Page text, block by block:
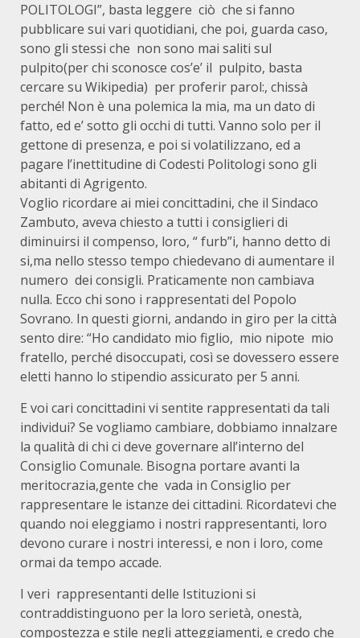
POLITOLOGI”, basta leggere ciò che si fanno
pubblicare sui vari quotidiani, che poi, guarda caso,
sono gli stessi che non sono mai saliti sul
pulpito(per chi sconosce cos’e’ il pulpito, basta
cercare su Wikipedia) per proferir parol:, chissà
perché! Non è una polemica la mia, ma un dato di
fatto, ed e’ sotto gli occhi di tutti. Vanno solo per il
gettone di presenza, e poi si volatilizzano, ed a
pagare l’inettitudine di Codesti Politologi sono gli
abitanti di Agrigento.
Voglio ricordare ai miei concittadini, che il Sindaco
Zambuto, aveva chiesto a tutti i consiglieri di
diminuirsi il compenso, loro, “ furb”i, hanno detto di
si,ma nello stesso tempo chiedevano di aumentare il
numero dei consigli. Praticamente non cambiava
nulla. Ecco chi sono i rappresentati del Popolo
Sovrano. In questi giorni, andando in giro per la città
sento dire: “Ho candidato mio figlio, mio nipote mio
fratello, perché disoccupati, così se dovessero essere
eletti hanno lo stipendio assicurato per 5 anni.
E voi cari concittadini vi sentite rappresentati da tali
individui? Se vogliamo cambiare, dobbiamo innalzare
la qualità di chi ci deve governare all’interno del
Consiglio Comunale. Bisogna portare avanti la
meritocrazia,gente che vada in Consiglio per
rappresentare le istanze dei cittadini. Ricordatevi che
quando noi eleggiamo i nostri rappresentanti, loro
devono curare i nostri interessi, e non i loro, come
ormai da tempo accade.
I veri rappresentanti delle Istituzioni si
contraddistinguono per la loro serietà, onestà,
compostezza e stile negli atteggiamenti, e credo che